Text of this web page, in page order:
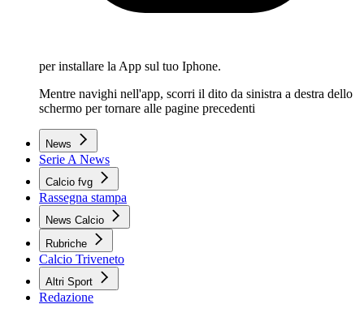
per installare la App sul tuo Iphone.
Mentre navighi nell'app, scorri il dito da sinistra a destra dello
schermo per tornare alle pagine precedenti
News
Serie A News
Calcio fvg
Rassegna stampa
News Calcio
Rubriche
Calcio Triveneto
Altri Sport
Redazione